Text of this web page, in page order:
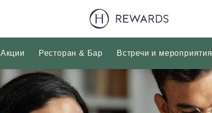
Акции Ресторан & Бар Встречи и мероприятия